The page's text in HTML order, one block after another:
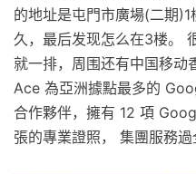
的地址是屯門市廣場(二期
久，最后发现怎么在3楼。
就一排，周围还有中国移
Ace 為亞洲據點最多的
合作夥伴，擁有 12 項
張的專業證照， 集團服務